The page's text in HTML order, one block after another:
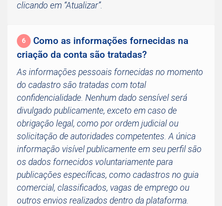
clicando em “Atualizar”.
6
Como as informações fornecidas na
criação da conta são tratadas?
As informações pessoais fornecidas no momento
do cadastro são tratadas com total
confidencialidade. Nenhum dado sensível será
divulgado publicamente, exceto em caso de
obrigação legal, como por ordem judicial ou
solicitação de autoridades competentes. A única
informação visível publicamente em seu perfil são
os dados fornecidos voluntariamente para
publicações específicas, como cadastros no guia
comercial, classificados, vagas de emprego ou
outros envios realizados dentro da plataforma.